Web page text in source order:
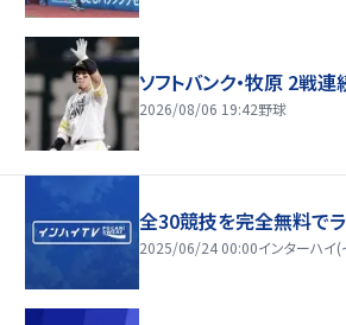
ソフトバンク・牧原 2戦
2026/08/06 19:42野球
全30競技を完全無料でラ
2025/06/24 00:00インターハイ